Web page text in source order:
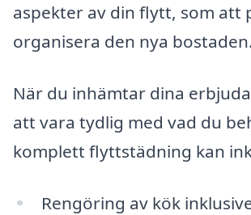
aspekter av din flytt, som att
organisera den nya bostaden.
När du inhämtar dina
att vara tydlig med vad du
komplett flyttstädning kan
Rengöring av kök